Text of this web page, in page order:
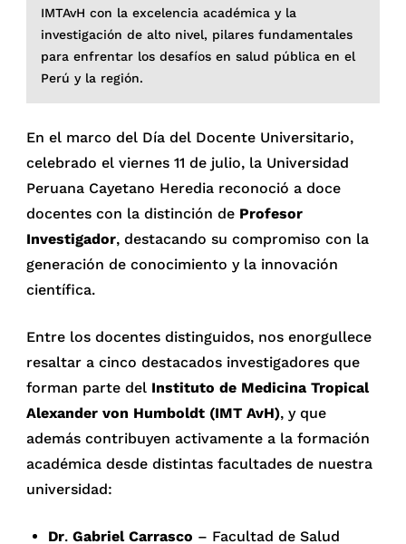
IMTAvH con la excelencia académica y la
investigación de alto nivel, pilares fundamentales
para enfrentar los desafíos en salud pública en el
Perú y la región.
En el marco del Día del Docente Universitario,
celebrado el viernes 11 de julio, la Universidad
Peruana Cayetano Heredia reconoció a doce
docentes con la distinción de Profesor
Investigador, destacando su compromiso con la
generación de conocimiento y la innovación
científica.
Entre los docentes distinguidos, nos enorgullece
resaltar a cinco destacados investigadores que
forman parte del Instituto de Medicina Tropical
Alexander von Humboldt (IMT AvH), y que
además contribuyen activamente a la formación
académica desde distintas facultades de nuestra
universidad:
Dr.Gabriel Carrasco – Facultad de Salud